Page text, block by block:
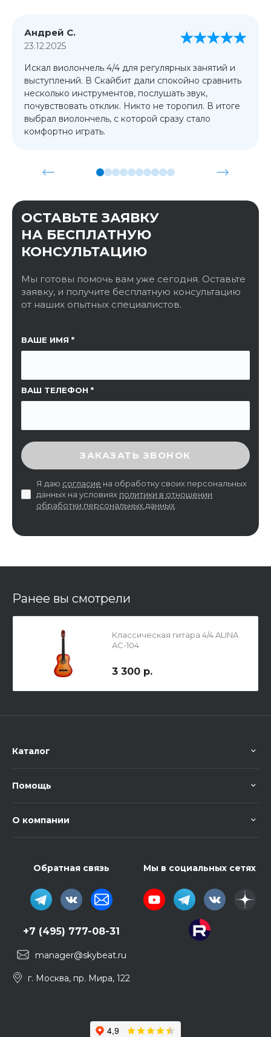
Андрей С.
23.12.2025
Искал виолончель 4/4 для регулярных занятий и
выступлений. В Скайбит дали спокойно сравнить
несколько инструментов, послушать звук,
почувствовать отклик. Никто не торопил. В итоге
выбрал виолончель, с которой сразу стало
комфортно играть.
ОСТАВЬТЕ ЗАЯВКУ
НА БЕСПЛАТНУЮ
КОНСУЛЬТАЦИЮ
Мы готовы помочь вам уже сегодня. Оставьте
заявку, и получите бесплатную консультацию
от наших опытных специалистов.
ВАШЕ ИМЯ
ВАШ ТЕЛЕФОН
ССЫЛКА НА СТРАНИЦУ
ВВЕДИТЕ ПРОВЕРОЧНЫЙ КОД
ЗАКАЗАТЬ ЗВОНОК
Я даю согласие на обработку своих персональных
данных на условиях политики в отношении
обработки персональных данных
Ранее вы смотрели
Классическая гитара 4/4 ALINA
AC-104
3 300 р.
Каталог
Помощь
О компании
Обратная связь
+7 (495) 777-08-31
manager@skybeat.ru
г. Москва, пр. Мира, 122
Мы в социальных сетях